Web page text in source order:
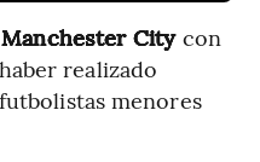
Manchester City con
realizado
menores